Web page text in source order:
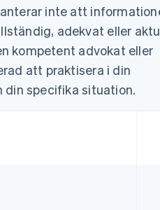
inte att
adekvat eller
kompetent advokat eller
att praktisera i din
din specifika situation.